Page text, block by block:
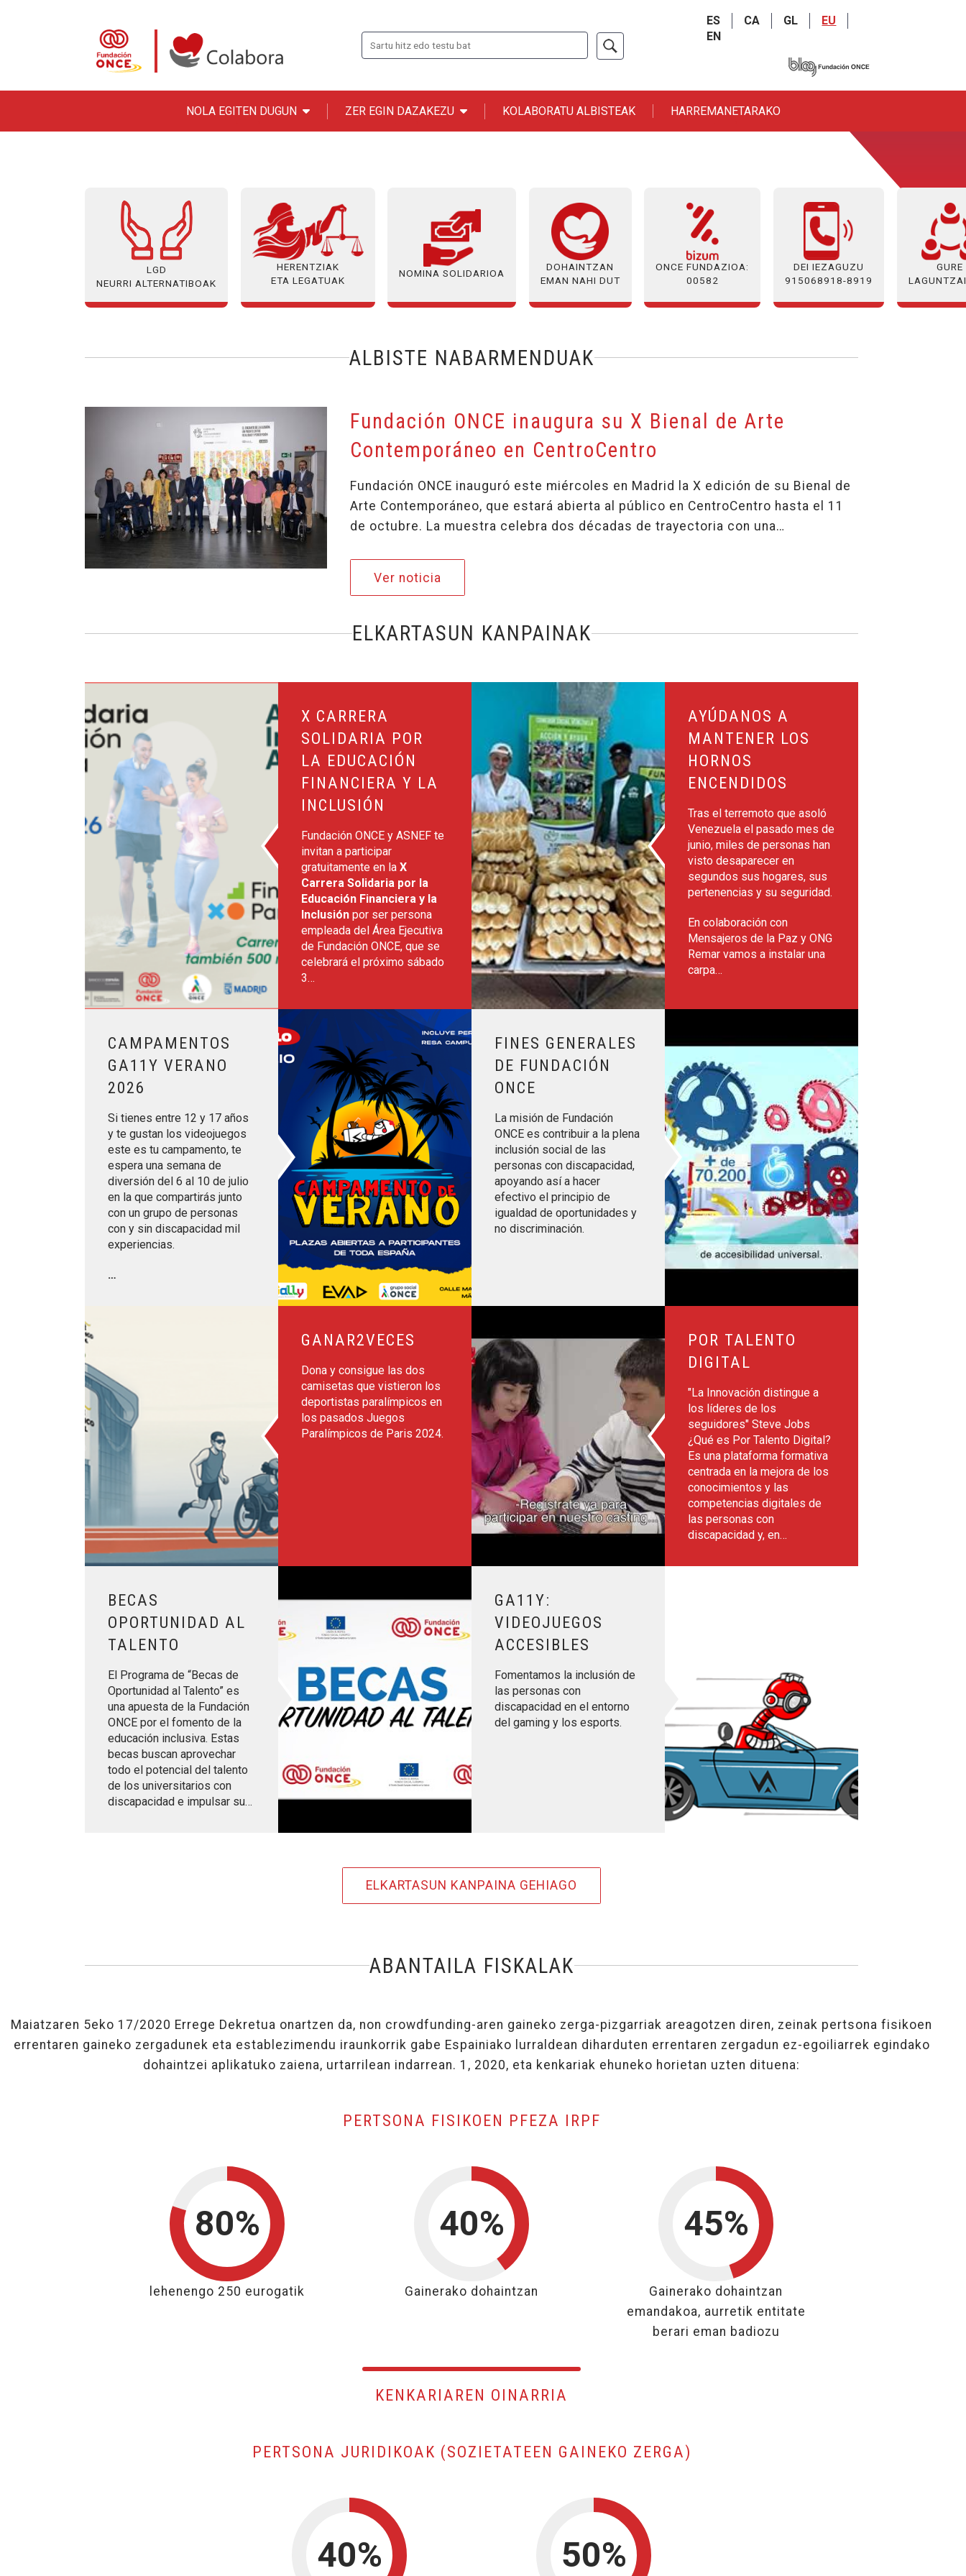
Colabora con la Fundación ONCE
Bilatu
ES CA GL
EU
EN
NOLA EGITEN DUGUN ZER EGIN DAZAKEZU KOLABORATU ALBISTEAK
HARREMANETARAKO
PREVIOUS PAGE FIRST PAGE
LGD
NEURRI ALTERNATIBOAK
HERENTZIAK
ETA LEGATUAK
NOMINA SOLIDARIOA
DOHAINTZAN
EMAN NAHI DUT
ONCE FUNDAZIOA:
00582
DEI IEZAGUZU
915068918-8919
GURE
ALBISTE NABARMENDUAK
Fundación ONCE inaugura su X Bienal de Arte
Contemporáneo en CentroCentro
Fundación ONCE inauguró este miércoles en Madrid la X edición de su Bienal de
Arte Contemporáneo, que estará abierta al público en CentroCentro hasta el 11
de octubre. La muestra celebra dos décadas de trayectoria con una…
Ver noticia
ELKARTASUN KANPAINAK
X CARRERA
SOLIDARIA POR
LA EDUCACIÓN
FINANCIERA Y LA
INCLUSIÓN
Fundación ONCE y ASNEF te
invitan a participar
gratuitamente en la X
Carrera Solidaria por la
Educación Financiera y la
Inclusión por ser persona
empleada del Área Ejecutiva
de Fundación ONCE, que se
celebrará el próximo sábado
3…
AYÚDANOS A
MANTENER LOS
HORNOS
ENCENDIDOS
Tras el terremoto que asoló
Venezuela el pasado mes de
junio, miles de personas han
visto desaparecer en
segundos sus hogares, sus
pertenencias y su seguridad.
En colaboración con
Mensajeros de la Paz y ONG
Remar vamos a instalar una
carpa…
Leer más sobre Ayúdanos a mantener los hornos encendidos
CAMPAMENTOS
GA11Y VERANO
2026
Si tienes entre 12 y 17 años
y te gustan los videojuegos
este es tu campamento, te
espera una semana de
diversión del 6 al 10 de julio
en la que compartirás junto
con un grupo de personas
con y sin discapacidad mil
experiencias.
…
Leer más sobre CAMPAMENTOS GA11Y VERANO 2026
FINES GENERALES
DE FUNDACIÓN
ONCE
La misión de Fundación
ONCE es contribuir a la plena
inclusión social de las
personas con discapacidad,
apoyando así a hacer
efectivo el principio de
igualdad de oportunidades y
no discriminación.
GANAR2VECES
Dona y consigue las dos
camisetas que vistieron los
deportistas paralímpicos en
los pasados Juegos
Paralímpicos de Paris 2024.
POR TALENTO
DIGITAL
"La Innovación distingue a
los líderes de los
seguidores" Steve Jobs
¿Qué es Por Talento Digital?
Es una plataforma formativa
centrada en la mejora de los
conocimientos y las
competencias digitales de
las personas con
discapacidad y, en…
BECAS
OPORTUNIDAD AL
TALENTO
El Programa de “Becas de
Oportunidad al Talento” es
una apuesta de la Fundación
ONCE por el fomento de la
educación inclusiva. Estas
becas buscan aprovechar
todo el potencial del talento
de los universitarios con
discapacidad e impulsar su…
GA11Y:
VIDEOJUEGOS
ACCESIBLES
Fomentamos la inclusión de
las personas con
discapacidad en el entorno
del gaming y los esports.
ELKARTASUN KANPAINA GEHIAGO
ABANTAILA FISKALAK
Maiatzaren 5eko 17/2020 Errege Dekretua onartzen da, non crowdfunding-aren gaineko zerga-pizgarriak areagotzen diren, zeinak pertsona fisikoen
errentaren gaineko zergadunek eta establezimendu iraunkorrik gabe Espainiako lurraldean diharduten errentaren zergadun ez-egoiliarrek egindako
dohaintzei aplikatuko zaiena, urtarrilean indarrean. 1, 2020, eta kenkariak ehuneko horietan uzten dituena:
PERTSONA FISIKOEN PFEZA IRPF
80%
% 80 dohaintzan emandako
lehenengo 250 eurogatik
40%
40%
Gainerako dohaintzan
45%
45%
Gainerako dohaintzan
emandakoa, aurretik entitate
berari eman badiozu
KENKARIAREN OINARRIA
PERTSONA JURIDIKOAK (SOZIETATEEN GAINEKO ZERGA)
40% 50%